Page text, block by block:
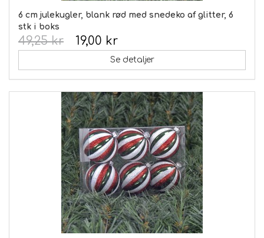
6 cm julekugler, blank rød med snedeko af glitter, 6
stk i boks
19,00 kr
49,25 kr
Se detaljer